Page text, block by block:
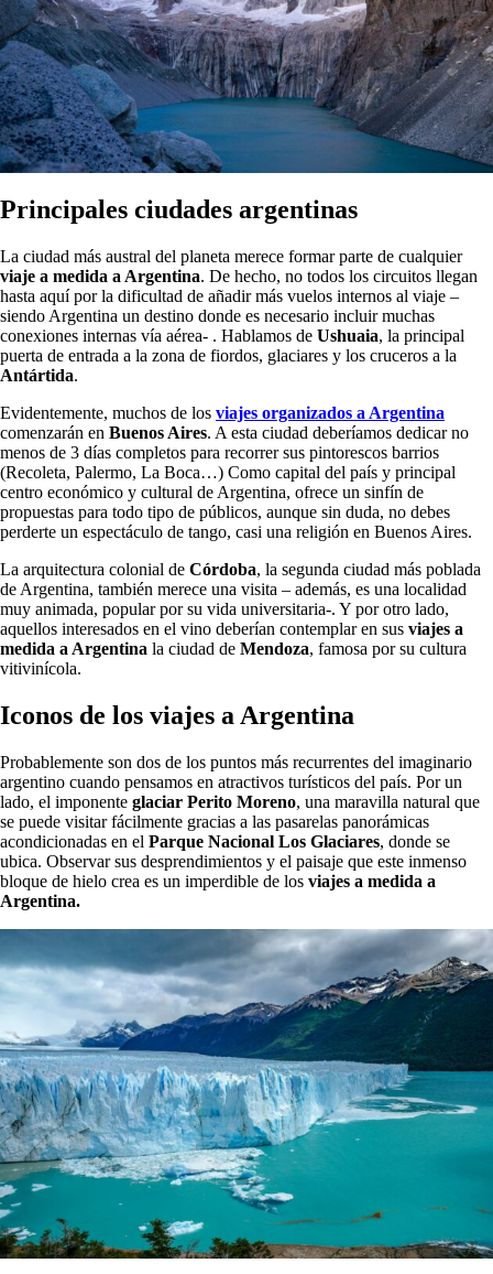
Principales ciudades argentinas
La ciudad más austral del planeta merece formar parte de cualquier
viaje a medida a Argentina. De hecho, no todos los circuitos llegan
hasta aquí por la dificultad de añadir más vuelos internos al viaje –
siendo Argentina un destino donde es necesario incluir muchas
conexiones internas vía aérea- . Hablamos de Ushuaia, la principal
puerta de entrada a la zona de fiordos, glaciares y los cruceros a la
Antártida.
Evidentemente, muchos de los viajes organizados a Argentina
comenzarán en Buenos Aires. A esta ciudad deberíamos dedicar no
menos de 3 días completos para recorrer sus pintorescos barrios
(Recoleta, Palermo, La Boca…) Como capital del país y principal
centro económico y cultural de Argentina, ofrece un sinfín de
propuestas para todo tipo de públicos, aunque sin duda, no debes
perderte un espectáculo de tango, casi una religión en Buenos Aires.
La arquitectura colonial de Córdoba, la segunda ciudad más poblada
de Argentina, también merece una visita – además, es una localidad
muy animada, popular por su vida universitaria-. Y por otro lado,
aquellos interesados en el vino deberían contemplar en sus viajes a
medida a Argentina la ciudad de Mendoza, famosa por su cultura
vitivinícola.
Iconos de los viajes a Argentina
Probablemente son dos de los puntos más recurrentes del imaginario
argentino cuando pensamos en atractivos turísticos del país. Por un
lado, el imponente glaciar Perito Moreno, una maravilla natural que
se puede visitar fácilmente gracias a las pasarelas panorámicas
acondicionadas en el Parque Nacional Los Glaciares, donde se
ubica. Observar sus desprendimientos y el paisaje que este inmenso
bloque de hielo crea es un imperdible de los viajes a medida a
Argentina.